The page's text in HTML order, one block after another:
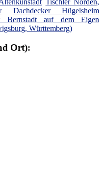
Tischler Norden,
Dachdecker Hügelsheim
Bernstadt auf dem Eigen
Württemberg)
Ort):